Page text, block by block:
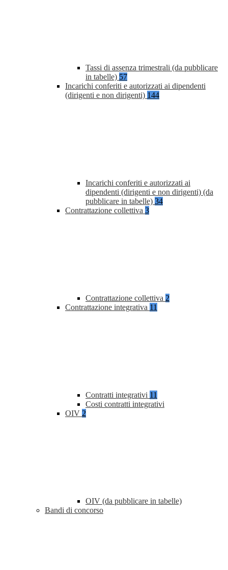
Tassi di assenza trimestrali (da pubblicare
in tabelle) 57
Incarichi conferiti e autorizzati ai dipendenti
(dirigenti e non dirigenti) 144
Incarichi conferiti e autorizzati ai
dipendenti (dirigenti e non dirigenti) (da
pubblicare in tabelle) 34
Contrattazione collettiva 3
Contrattazione collettiva 2
Contrattazione integrativa 11
Contratti integrativi 11
Costi contratti integrativi
OIV 2
OIV (da pubblicare in tabelle)
Bandi di concorso